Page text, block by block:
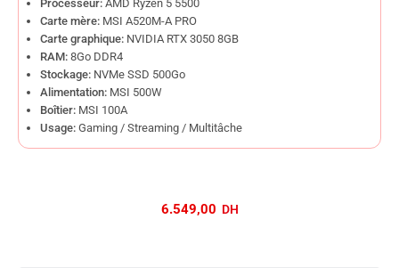
Processeur: AMD Ryzen 5 5500
Carte mère: MSI A520M-A PRO
Carte graphique: NVIDIA RTX 3050 8GB
RAM: 8Go DDR4
Stockage: NVMe SSD 500Go
Alimentation: MSI 500W
Boîtier: MSI 100A
Usage: Gaming / Streaming / Multitâche